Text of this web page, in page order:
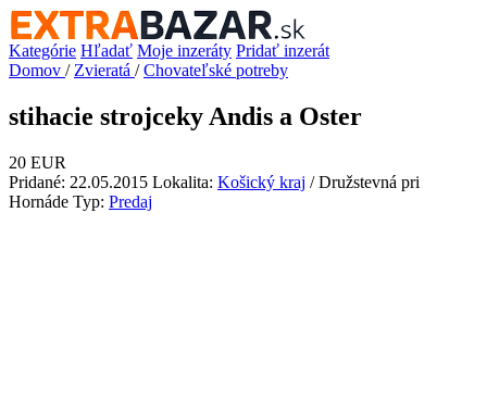
Kategórie Hľadať Moje inzeráty Pridať inzerát
Domov / Zvieratá / Chovateľské potreby
stihacie strojceky Andis a Oster
20 EUR
Pridané: 22.05.2015 Lokalita: Košický kraj / Družstevná pri
Hornáde Typ: Predaj